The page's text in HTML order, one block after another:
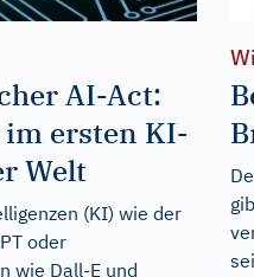
AI-Act:
im ersten KI-
Welt
(KI) wie der
oder
wie Dall-E und